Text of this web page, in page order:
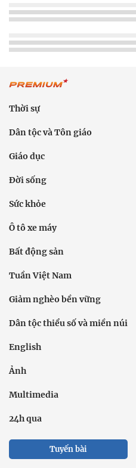
Thời sự
Dân tộc và Tôn giáo
Giáo dục
Đời sống
Sức khỏe
Ô tô xe máy
Bất động sản
Tuần Việt Nam
Giảm nghèo bền vững
Dân tộc thiểu số và miền núi
English
Ảnh
Multimedia
24h qua
Tuyến bài